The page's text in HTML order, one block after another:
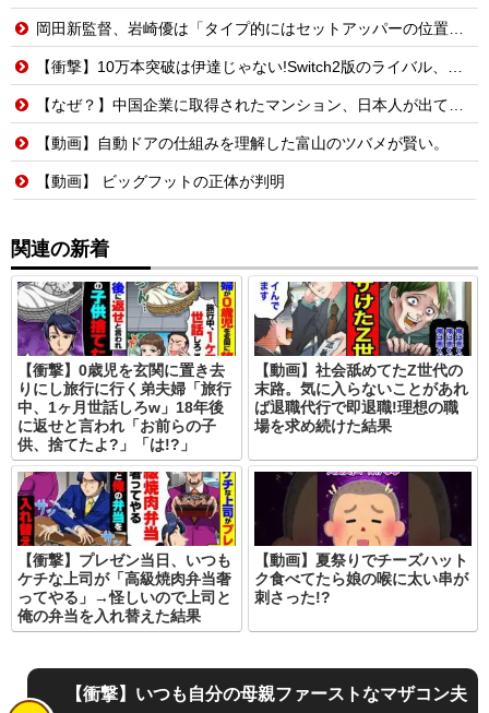
岡田新監督、岩崎優は「タイプ的にはセットアッパーの位置が一番合うてる」←おーん
【衝撃】10万本突破は伊達じゃない!Switch2版のライバル、まさかのSwitch版だったw
【なぜ？】中国企業に取得されたマンション、日本人が出ていきネパール人で埋まる
【動画】自動ドアの仕組みを理解した富山のツバメが賢い。
【動画】 ビッグフットの正体が判明
関連の新着
【衝撃】0歳児を玄関に置き去
りにし旅行に行く弟夫婦「旅行
中、1ヶ月世話しろw」18年後
に返せと言われ「お前らの子
供、捨てたよ?」「は!?」
【動画】社会舐めてたZ世代の
末路。気に入らないことがあれ
ば退職代行で即退職!理想の職
場を求め続けた結果
【衝撃】プレゼン当日、いつも
ケチな上司が「高級焼肉弁当奢
ってやる」→怪しいので上司と
俺の弁当を入れ替えた結果
【動画】夏祭りでチーズハット
ク食べてたら娘の喉に太い串が
刺さった!?
【衝撃】いつも自分の母親ファーストなマザコン夫